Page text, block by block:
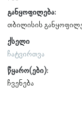
განყოფილება:
თბილისის
ქსელი
ჩატვირთვა
წყარო(ები):
ჩვენება